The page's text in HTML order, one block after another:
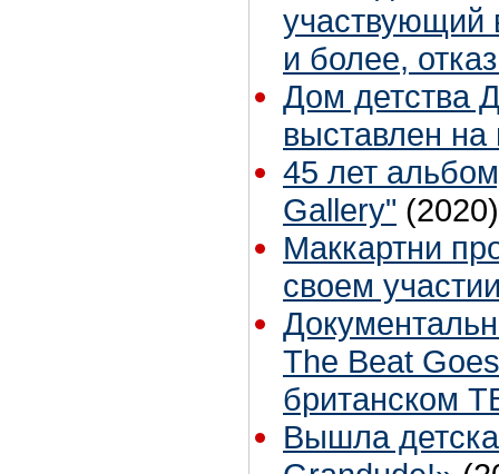
участвующий
и более,
Дом детства
выставлен на
45 лет
Gallery" (2020)
Маккартни
своем
The Beat
британском
Вышла